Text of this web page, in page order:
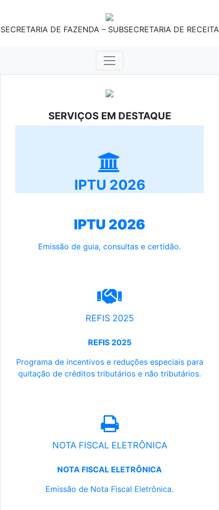
SECRETARIA DE FAZENDA – SUBSECRETARIA DE RECEITA
SERVIÇOS EM DESTAQUE
IPTU 2026
IPTU 2026
Emissão de guia, consultas e certidão.
REFIS 2025
REFIS 2025
Programa de incentivos e reduções especiais para
quitação de créditos tributários e não tributários.
NOTA FISCAL ELETRÔNICA
NOTA FISCAL ELETRÔNICA
Emissão de Nota Fiscal Eletrônica.